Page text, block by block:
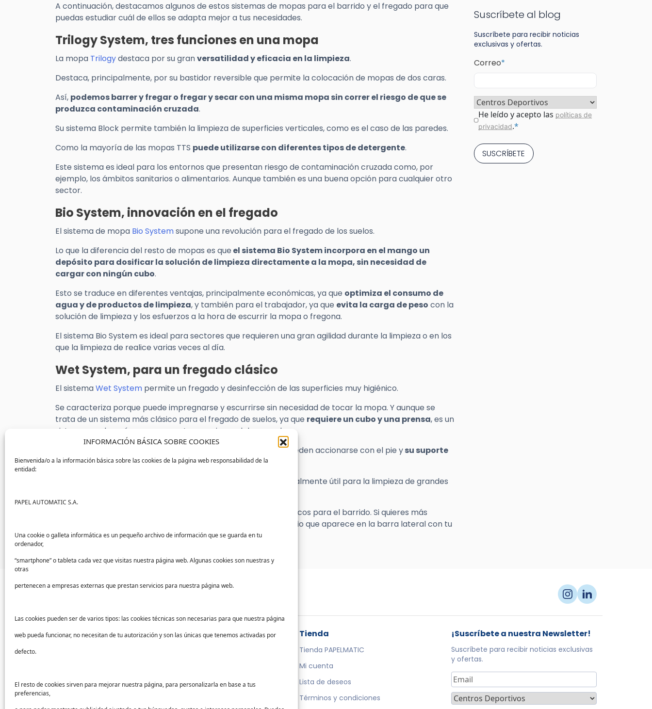
INFORMACIÓN BÁSICA SOBRE COOKIES
Bienvenida/o a la información básica sobre las cookies de la página web responsabilidad de la
entidad:
PAPEL AUTOMATIC S.A.
Una cookie o galleta informática es un pequeño archivo de información que se guarda en tu
ordenador,
“smartphone” o tableta cada vez que visitas nuestra página web. Algunas cookies son nuestras y
otras
pertenecen a empresas externas que prestan servicios para nuestra página web.
Las cookies pueden ser de varios tipos: las cookies técnicas son necesarias para que nuestra página
web pueda funcionar, no necesitan de tu autorización y son las únicas que tenemos activadas por
defecto.
El resto de cookies sirven para mejorar nuestra página, para personalizarla en base a tus
preferencias,
A continuación, destacamos algunos de estos sistemas de mopas para el barrido y el fregado para que
puedas estudiar cuál de ellos se adapta mejor a tus necesidades.
Trilogy System, tres funciones en una mopa
La mopa Trilogydestaca por su granversatilidad y eficacia en la limpieza.
Destaca, principalmente, por su bastidor reversible que permite la colocación de mopas de dos caras.
Así, podemos barrer y fregar o fregar y secar con una misma mopa sin correr el riesgo de que se
produzca contaminación cruzada.
Su sistema Block permite también la limpieza de superficies verticales, como es el caso de las paredes.
Como la mayoría de las mopas TTS puede utilizarse con diferentes tipos de detergente.
Este sistema es ideal para los entornos que presentan riesgo de contaminación cruzada como, por
ejemplo, los ámbitos sanitarios o alimentarios. Aunque también es una buena opción para cualquier otro
sector.
Bio System, innovación en el fregado
El sistema de mopa Bio Systemsupone una revolución para el fregado de los suelos.
Lo que la diferencia del resto de mopas es que el sistema Bio System incorpora en el mango un
depósito para dosificar la solución de limpieza directamente a la mopa, sin necesidad de
cargar con ningún cubo.
Esto se traduce en diferentes ventajas, principalmente económicas, ya que optimiza el consumo de
agua y de productos de limpieza, y también para el trabajador, ya que evita la carga de peso con la
solución de limpieza y los esfuerzos a la hora de escurrir la mopa o fregona.
El sistema Bio System es ideal para sectores que requieren una gran agilidad durante la limpieza o en los
que la limpieza de realice varias veces al día.
Wet System, para un fregado clásico
El sistemaWet System permite un fregado y desinfección de las superficies muy higiénico.
Se caracteriza porque puede impregnarse y escurrirse sin necesidad de tocar la mopa. Y aunque se
trata de un sistema más clásico para el fregado de suelos, ya que requiere un cubo y una prensa, es un
sistema mucho más seguro que otras opciones del mercado.
que pueden accionarse con el pie ysu suporte
rota 360º, permitiendo la libertad de movimientos.
¿Para quién puede ser útil este sistema? Wet System es especialmente útil para la limpieza de grandes
En PAPELMATIC también contamos con sistemas de mopa clásicos para el barrido. Si quieres más
información sobre nuestras mopas, puedes rellenar el formulario que aparece en la barra lateral con tu
consulta.
Suscríbete al blog
Suscríbete para recibir noticias
exclusivas y ofertas.
Correo*
Sector*
Consentimiento*
He leído y acepto las políticas de
privacidad.*
Sectores
Educación
Ayuda
FAQs
Tienda
Tienda PAPELMATIC
Mi cuenta
Lista de deseos
Términos y condiciones
¡Suscríbete a nuestra Newsletter!
Suscríbete para recibir noticias exclusivas
y ofertas.
Correo
electrónico*
sector*